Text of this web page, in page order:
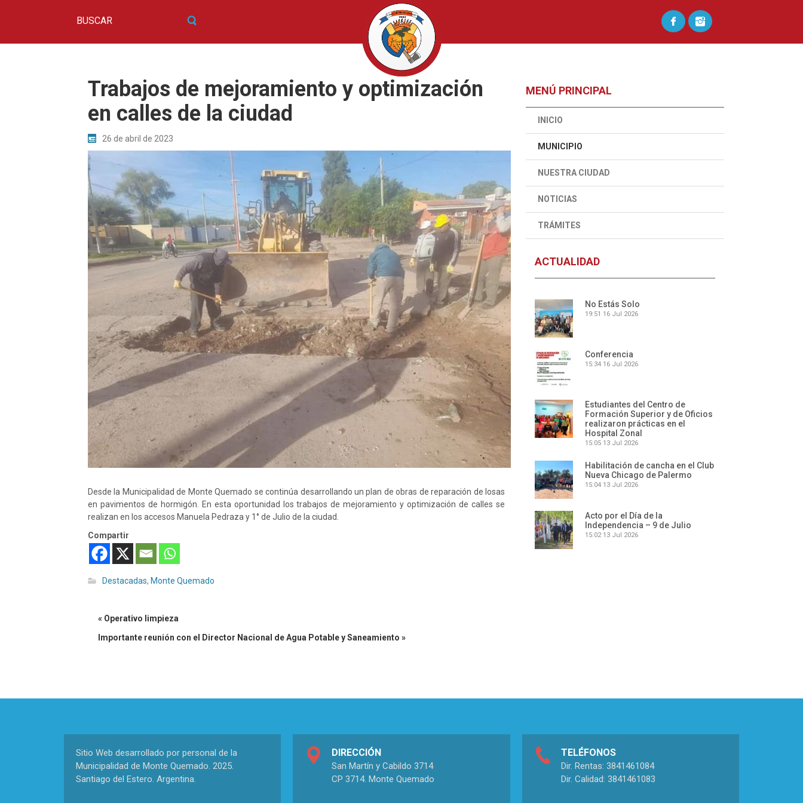
Trabajos de mejoramiento y optimización
en calles de la ciudad
26 de abril de 2023
Desde la Municipalidad de Monte Quemado se continúa desarrollando un plan de obras de reparación de losas
en pavimentos de hormigón. En esta oportunidad los trabajos de mejoramiento y optimización de calles se
realizan en los accesos Manuela Pedraza y 1° de Julio de la ciudad.
Compartir
Destacadas, Monte Quemado
« Operativo limpieza
Importante reunión con el Director Nacional de Agua Potable y Saneamiento »
MENÚ PRINCIPAL
INICIO
MUNICIPIO
NUESTRA CIUDAD
NOTICIAS
TRÁMITES
ACTUALIDAD
No Estás Solo
19:51 16 Jul 2026
Conferencia
15:34 16 Jul 2026
Estudiantes del Centro de
Formación Superior y de Oficios
realizaron prácticas en el
Hospital Zonal
15:05 13 Jul 2026
Habilitación de cancha en el Club
Nueva Chicago de Palermo
15:04 13 Jul 2026
Acto por el Día de la
Independencia – 9 de Julio
15:02 13 Jul 2026
Sitio Web desarrollado por personal de la
Municipalidad de Monte Quemado. 2025.
Santiago del Estero. Argentina.
DIRECCIÓN
San Martín y Cabildo 3714
CP 3714. Monte Quemado
TELÉFONOS
Dir. Rentas: 3841461084
Dir. Calidad: 3841461083